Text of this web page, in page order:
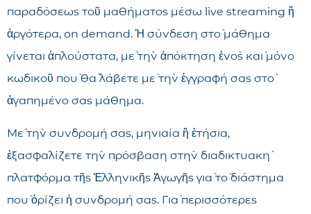
παραδόσεως τοῦ μαθήματος μέσω live streaming ἢ
ἀργότερα, on demand. Ἡ σύνδεση στὸ μάθημα
γίνεται ἁπλούστατα, μὲ τὴν ἀπόκτηση ἑνὸς καὶ μόνο
κωδικοῦ ποὺ θὰ λάβετε μὲ τὴν ἐγγραφή σας στὸ
ἀγαπημένο σας μάθημα.
Μὲ τὴν συνδρομή σας, μηνιαία ἢ ἐτήσια,
ἐξασφαλίζετε τὴν πρόσβαση στὴν διαδικτυακὴ
πλατφόρμα τῆς Ἑλληνικῆς Ἀγωγῆς γιὰ τὸ διάστημα
ποὺ ὁρίζει ἡ συνδρομή σας. Γιὰ περισσότερες